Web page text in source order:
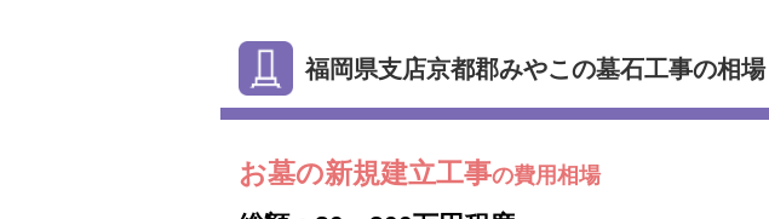
福岡県支店京都郡みやこの墓石工事の相場
お墓の新規建立工事の費用相場